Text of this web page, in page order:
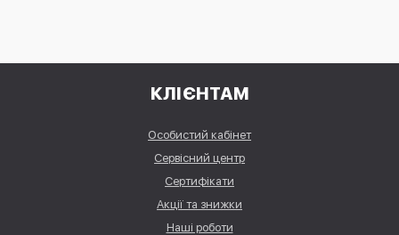
КЛІЄНТАМ
Особистий кабінет
Сервісний центр
Сертифікати
Акції та знижки
Наші роботи